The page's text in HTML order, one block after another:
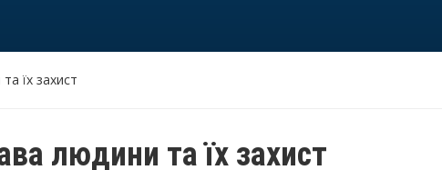
їх захист
людини та їх захист